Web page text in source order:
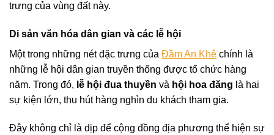
trưng của vùng đất này.
Di sản văn hóa dân gian và các lễ hội
Một trong những nét đặc trưng của Đầm An Khê chính là
những lễ hội dân gian truyền thống được tổ chức hàng
năm. Trong đó, lễ hội đua thuyền và hội hoa đăng là hai
sự kiện lớn, thu hút hàng nghìn du khách tham gia.
Đây không chỉ là dịp để cộng đồng địa phương thể hiện sự